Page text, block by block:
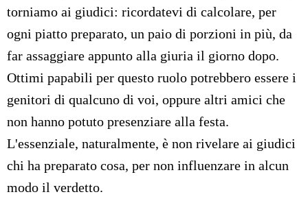
torniamo ai giudici: ricordatevi di calcolare, per
ogni piatto preparato, un paio di porzioni in più, da
far assaggiare appunto alla giuria il giorno dopo.
Ottimi papabili per questo ruolo potrebbero essere i
genitori di qualcuno di voi, oppure altri amici che
non hanno potuto presenziare alla festa.
L'essenziale, naturalmente, è non rivelare ai giudici
chi ha preparato cosa, per non influenzare in alcun
modo il verdetto.